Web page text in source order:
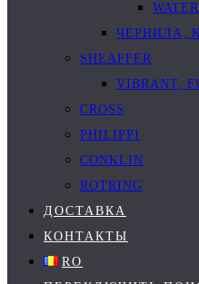
ЧЕРНИЛА,
SHEAFFER
VIBRANT,
CROSS
PHILIPPI
CONKLIN
ROTRING
ДОСТАВКА
КОНТАКТЫ
RO